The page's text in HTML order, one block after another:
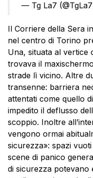
— Tg La7
Il Corriere della Sera
nel centro di Torino
Una, situata al vertice
trovava il
strade lì vicino. Altre
transenne: barriera
attentati come quello
impedito il deflusso
scoppio. Inoltre
vengono ormai
sicurezza»: spazi
scene di panico
di sicurezza potevano